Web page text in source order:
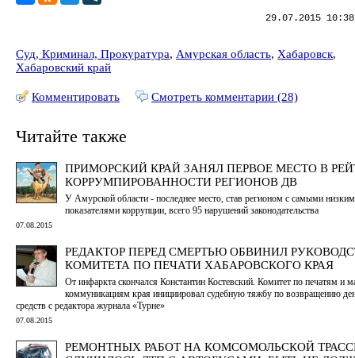
29.07.2015
Суд, Криминал, Прокуратура, Амурская область, Хабаровск,
Хабаровский край
Комментировать Смотреть комментарии (28)
Читайте также
ПРИМОРСКИЙ КРАЙ ЗАНЯЛ ПЕРВОЕ МЕСТО В
КОРРУМПИРОВАННОСТИ РЕГИОНОВ ДВ
У Амурской области - последнее место, став регионом с самыми
показателями коррупции, всего 95 нарушений законодательства
07.08.2015
РЕДАКТОР ПЕРЕД СМЕРТЬЮ ОБВИНИЛ
КОМИТЕТА ПО ПЕЧАТИ ХАБАРОВСКОГО КРАЯ
От инфаркта скончался Константин Костевский. Комитет по печатям и
коммуникациям края инициировал судебную тяжбу по возвращению
средств с редактора журнала «Турне»
07.08.2015
РЕМОНТНЫХ РАБОТ НА КОМСОМОЛЬСКОЙ